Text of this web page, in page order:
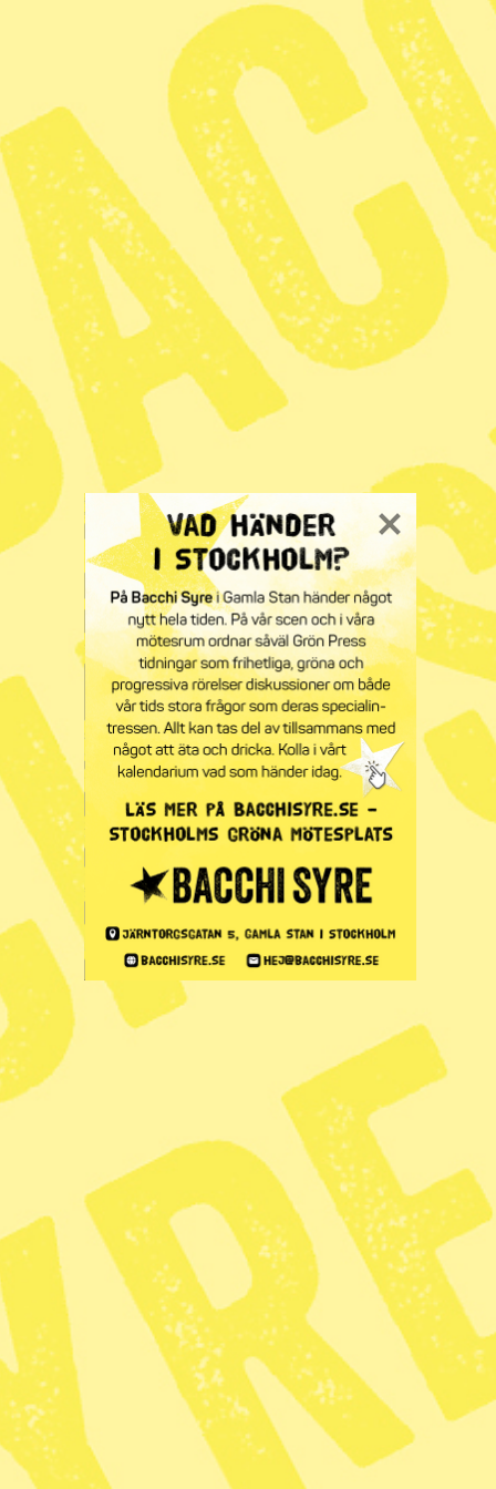
Till minne av visselblåsaren Daniel
Ellsberg
Minnesord
Barbro Westerholm såg bortom
horisonten
Minnesord
Prenumerera påSyre
Tipsa redaktionen
redaktionen@tidningensyre.se
Kundservice och support
Vanliga frågor
Mina sidor
Nyheter på ditt sätt
Facebook
Nyhetsbrev